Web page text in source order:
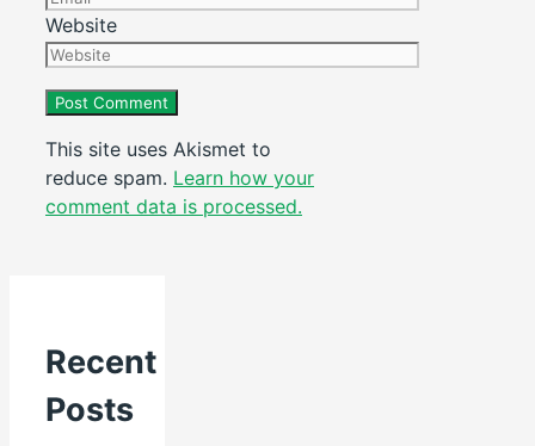
Website
This site uses Akismet to
reduce spam. Learn how your
comment data is processed.
Recent
Posts